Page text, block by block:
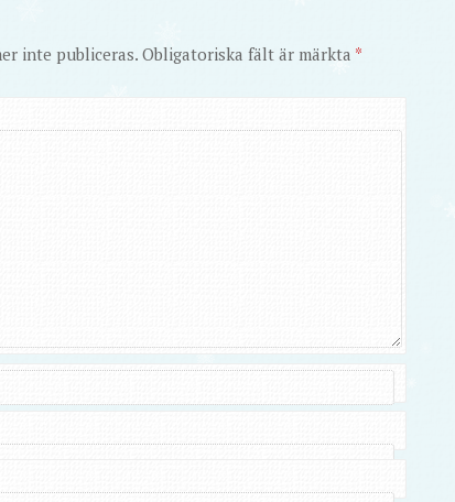
inte publiceras. Obligatoriska fält är märkta *